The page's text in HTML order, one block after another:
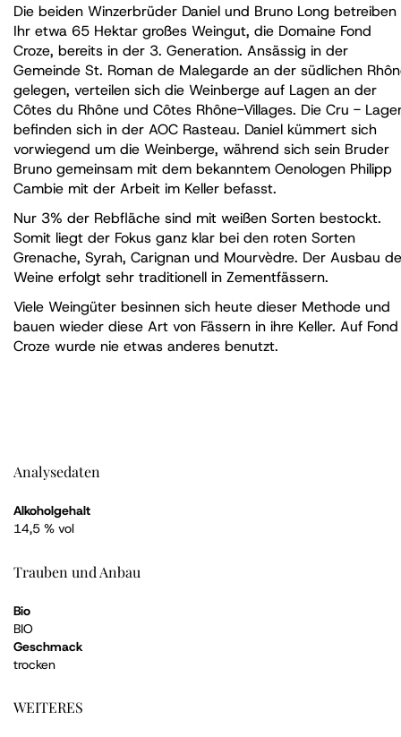
Die beiden Winzerbrüder Daniel und Bruno Long betreiben
Ihr etwa 65 Hektar großes Weingut, die Domaine Fond
Croze, bereits in der 3. Generation. Ansässig in der
Gemeinde St. Roman de Malegarde an der südlichen
gelegen, verteilen sich die Weinberge auf Lagen an der
Côtes du Rhône und Côtes Rhône-Villages. Die Cru -
befinden sich in der AOC Rasteau. Daniel kümmert sich
vorwiegend um die Weinberge, während sich sein Bruder
Bruno gemeinsam mit dem bekanntem Oenologen Philipp
Cambie mit der Arbeit im Keller befasst.
Nur 3% der Rebfläche sind mit weißen Sorten bestockt.
Somit liegt der Fokus ganz klar bei den roten Sorten
Grenache, Syrah, Carignan und Mourvèdre. Der Ausbau
Weine erfolgt sehr traditionell in Zementfässern.
Viele Weingüter besinnen sich heute dieser Methode und
bauen wieder diese Art von Fässern in ihre Keller. Auf Fond
Croze wurde nie etwas anderes benutzt.
Analysedaten
Alkoholgehalt
14,5 % vol
Trauben und Anbau
Bio
BIO
Geschmack
trocken
WEITERES